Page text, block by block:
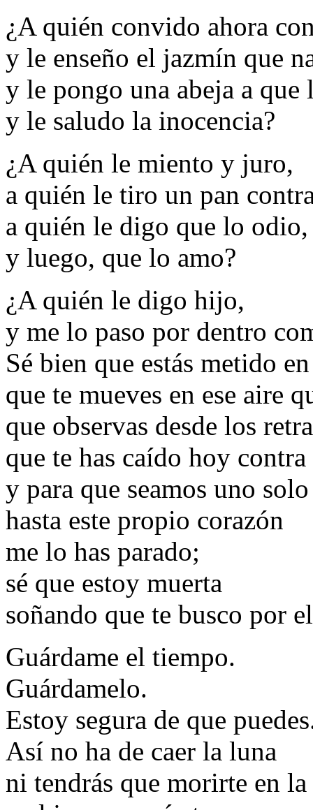
¿A quién convido ahora
y le enseño el jazmín que
y le pongo una abeja a que
y le saludo la inocencia?
¿A quién le miento y juro,
a quién le tiro un pan
a quién le digo que lo odio,
y luego, que lo amo?
¿A quién le digo hijo,
y me lo paso por dentro
Sé bien que estás metido
que te mueves en ese aire
que observas desde los
que te has caído hoy
y para que seamos uno solo
hasta este propio corazón
me lo has parado;
sé que estoy muerta
soñando que te busco por
Guárdame el tiempo.
Guárdamelo.
Estoy segura de que
Así no ha de caer la luna
ni tendrás que morirte en la